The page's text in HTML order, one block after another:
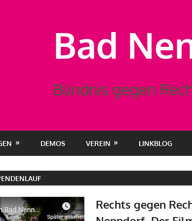
Bad
Bündnis gegen
DEMOS VEREIN LINKBLOG
Rechts gegen